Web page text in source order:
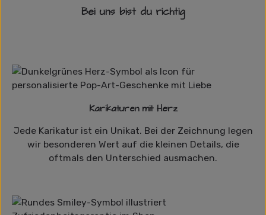
Bei uns bist du richtig
Karikaturen mit Herz
Jede Karikatur ist ein Unikat. Bei der Zeichnung legen
wir besonderen Wert auf die kleinen Details, die
oftmals den Unterschied ausmachen.